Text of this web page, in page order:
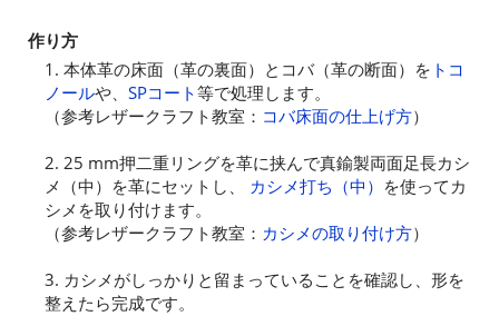
作り方
1. 本体革の床面（革の裏面）とコバ（革の断面）を トコ
ノールや、 SPコート等で処理します。
（参考レザークラフト教室： コバ床面の仕上げ方）
2. 25 mm押二重リングを革に挟んで真鍮製両面足長カシ
メ（中）を革にセットし、 カシメ打ち（中） を使ってカ
シメを取り付けます。
（参考レザークラフト教室： カシメの取り付け方）
3. カシメがしっかりと留まっていることを確認し、形を
整えたら完成です。